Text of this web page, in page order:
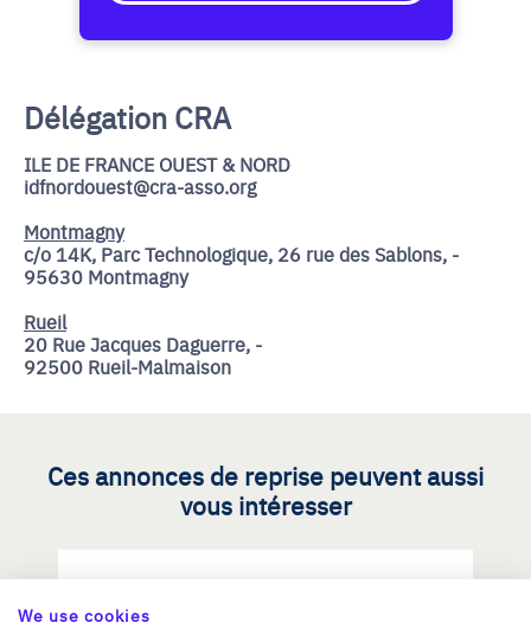
Délégation CRA
ILE DE FRANCE OUEST & NORD
idfnordouest@cra-asso.org
Montmagny
c/o 14K, Parc Technologique, 26 rue des Sablons, -
95630 Montmagny
Rueil
20 Rue Jacques Daguerre, -
92500 Rueil-Malmaison
Ces annonces de reprise peuvent aussi
vous intéresser
Reprendre une PME dans les
We use cookies